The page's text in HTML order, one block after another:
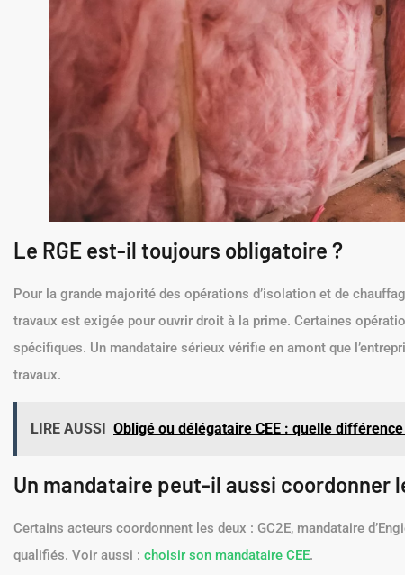
Le RGE est-il toujours obligatoire ?
Pour la grande majorité des opérations d’isolation et de
travaux est exigée pour ouvrir droit à la prime. Certaines
spécifiques. Un mandataire sérieux vérifie en amont que
travaux.
LIRE AUSSI Obligé ou délégataire CEE : quelle différence
Un mandataire peut-il aussi coordonner
Certains acteurs coordonnent les deux : GC2E, mandataire
qualifiés. Voir aussi : choisir son mandataire CEE.